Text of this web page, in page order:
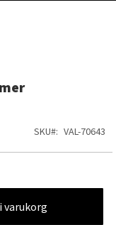
SKU VAL-70643
varukorg